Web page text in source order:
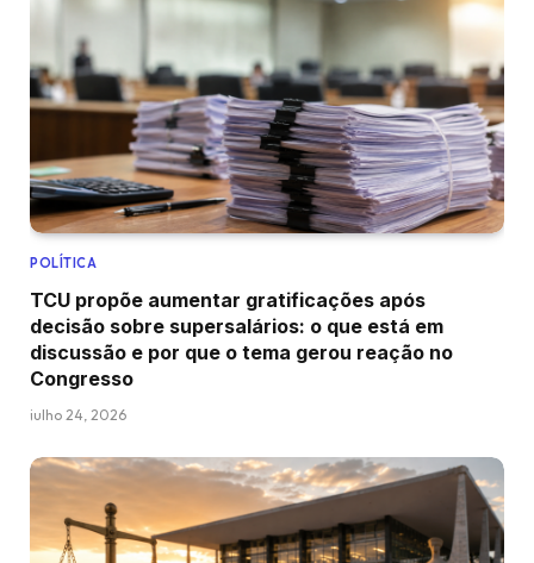
POLÍTICA
TCU propõe aumentar gratificações após
decisão sobre supersalários: o que está em
discussão e por que o tema gerou reação no
Congresso
julho 24, 2026